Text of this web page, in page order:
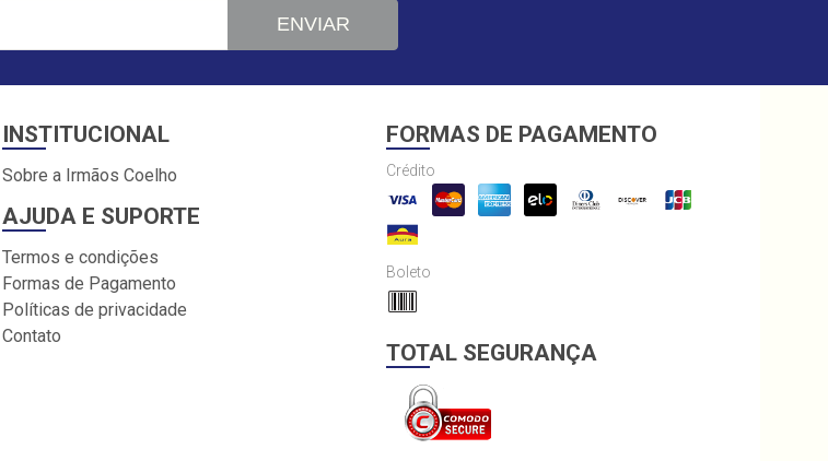
ENVIAR
INSTITUCIONAL
Sobre a Irmãos Coelho
AJUDA E SUPORTE
Termos e condições
Formas de Pagamento
Políticas de privacidade
Contato
FORMAS DE PAGAMENTO
Crédito
Boleto
TOTAL SEGURANÇA